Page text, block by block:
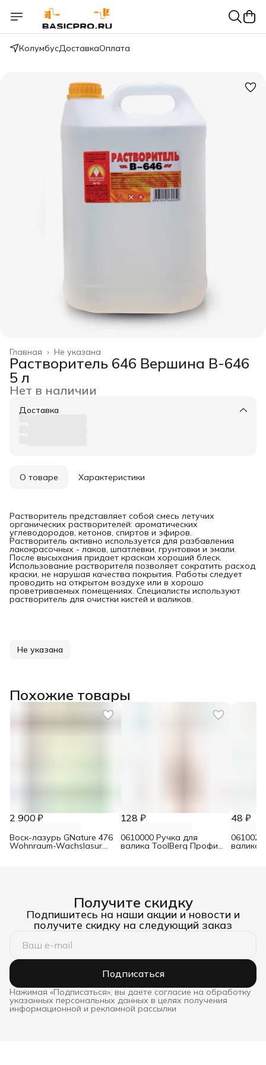
КолумбусДоставкаОплата
Не указана
Главная ›
Растворитель 646 Вершина В-646
5 л
Нет в наличии
Доставка
О товаре Характеристики
Растворитель представляет собой смесь летучих
органических растворителей: ароматических
углеводородов, кетонов, спиртов и эфиров.
Растворитель активно используется для разбавления
лакокрасочных - лаков, шпатлевки, грунтовки и эмали.
После высыхания придает краскам хороший блеск.
Использование растворителя позволяет сократить расход
краски, не нарушая качества покрытия. Работы следует
проводить на открытом воздухе или в хорошо
проветриваемых помещениях. Специалисты используют
растворитель для очистки кистей и валиков.
Не указана
Похожие товары
2 900 ₽
Воск-лазурь GNature 476
Wohnraum-Wachslasur
128 ₽
0610000 Ручка для
валика ToolBerg Профи
48 ₽
валика
Получите скидку
Подпишитесь на наши акции и новости и
получите скидку на следующий заказ
Подписаться
Нажимая «Подписаться», вы даете согласие на обработку
указанных персональных данных в целях получения
информационной и рекламной рассылки